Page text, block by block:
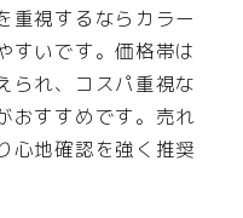
重視するならカラー
すいです。価格帯は
られ、コスパ重視な
おすすめです。売れ
心地確認を強く推奨